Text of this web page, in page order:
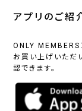
アプリのご紹
ONLY MEMBERS
お買い上げいただ
認できます。